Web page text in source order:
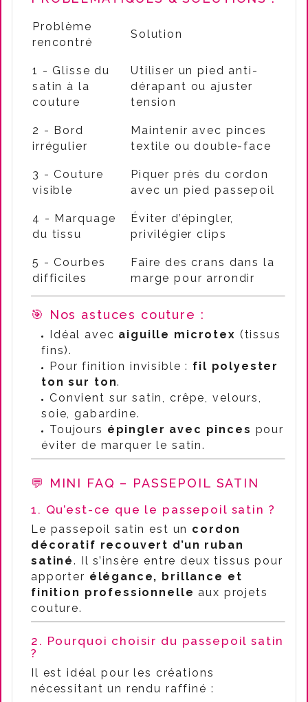
Problème
rencontré
Solution
1 - Glisse du
satin à la
couture
Utiliser un pied anti-
dérapant ou ajuster
tension
2 - Bord
irrégulier
Maintenir avec pinces
textile ou double-face
3 - Couture
visible
Piquer près du cordon
avec un pied passepoil
4 - Marquage
du tissu
Éviter d’épingler,
privilégier clips
5 - Courbes
difficiles
Faire des crans dans la
marge pour arrondir
🎯 Nos astuces couture :
Idéal avec aiguille microtex (tissus
fins).
Pour finition invisible : fil polyester
ton sur ton.
Convient sur satin, crêpe, velours,
soie, gabardine.
Toujours épingler avec pinces pour
éviter de marquer le satin.
💬 MINI FAQ – PASSEPOIL SATIN
1. Qu’est-ce que le passepoil satin ?
Le passepoil satin est un cordon
décoratif recouvert d’un ruban
satiné. Il s’insère entre deux tissus pour
apporter élégance, brillance et
finition professionnelle aux projets
couture.
2. Pourquoi choisir du passepoil satin
?
Il est idéal pour les créations
nécessitant un rendu raffiné :